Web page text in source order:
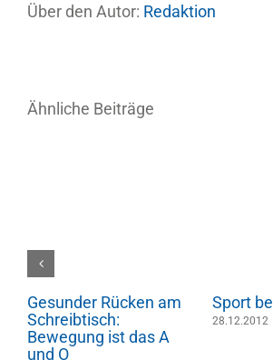
Über den Autor: Redaktion
Ähnliche Beiträge
Gesunder Rücken am
Schreibtisch:
Bewegung ist das A
und O
Sport
28.12.2012